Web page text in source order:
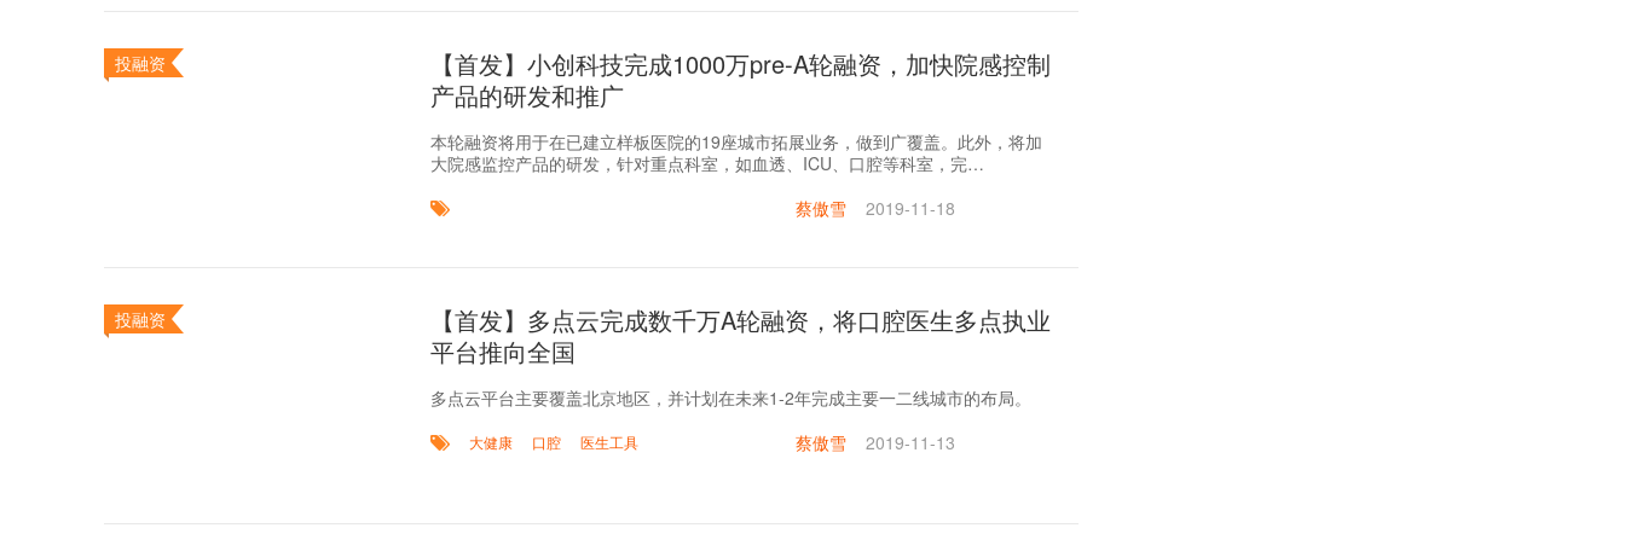
投融资
【首发】小创科技完成1000万pre-A轮融资，加快院感控制
产品的研发和推广
本轮融资将用于在已建立样板医院的19座城市拓展业务，做到广覆盖。此外，将加
大院感监控产品的研发，针对重点科室，如血透、ICU、口腔等科室，完…
蔡傲雪
2019-11-18
投融资
【首发】多点云完成数千万A轮融资，将口腔医生多点执业
平台推向全国
多点云平台主要覆盖北京地区，并计划在未来1-2年完成主要一二线城市的布局。
大健康 口腔 医生工具 蔡傲雪 2019-11-13